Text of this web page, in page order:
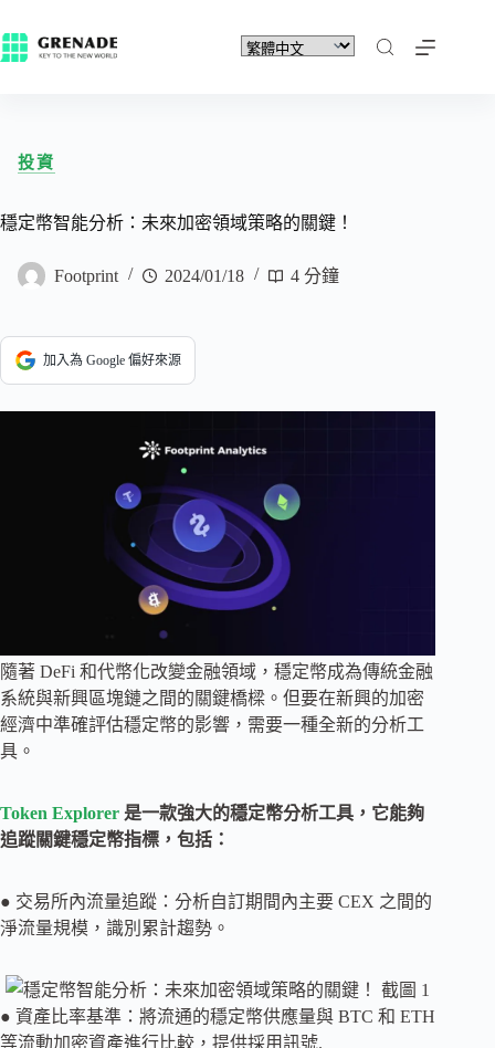
投資
穩定幣智能分析：未來加密領域策略的關鍵！
Footprint 2024/01/18 4 分鐘
加入為 Google 偏好來源
隨著 DeFi 和代幣化改變金融領域，穩定幣成為傳統金融
系統與新興區塊鏈之間的關鍵橋樑。但要在新興的加密
經濟中準確評估穩定幣的影響，需要一種全新的分析工
具。
Token Explorer 是一款強大的穩定幣分析工具，它能夠
追蹤關鍵穩定幣指標，包括：
● 交易所內流量追蹤：分析自訂期間內主要 CEX 之間的
淨流量規模，識別累計趨勢。
● 資產比率基準：將流通的穩定幣供應量與 BTC 和 ETH
等流動加密資產進行比較，提供採用訊號.